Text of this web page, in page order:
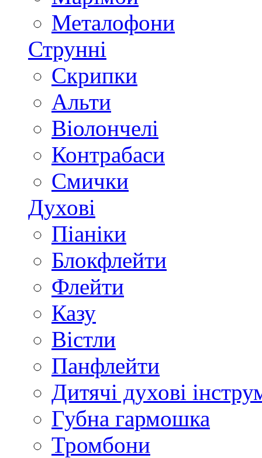
Металофони
Струнні
Скрипки
Альти
Віолончелі
Контрабаси
Смички
Духові
Піаніки
Блокфлейти
Флейти
Казу
Вістли
Панфлейти
Дитячі духові
Губна гармошка
Тромбони